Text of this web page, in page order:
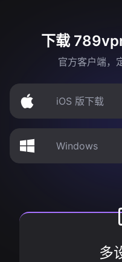
下载
官方客户端，
iOS 版下载
Windows
多